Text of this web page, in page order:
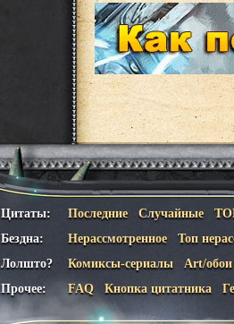
Цитаты: Последние Случайные
Бездна:
Нерассмотренное
Топ
Лолшто?
Комиксы-сериалы
Art/обои
Прочее:
FAQ Кнопка цитатника